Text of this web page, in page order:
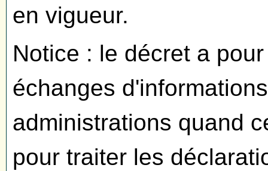
en vigueur.
Notice : le décret a
échanges
administrations quand
pour traiter les